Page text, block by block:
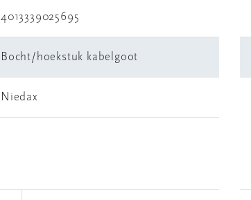
4013339025695
Bocht/hoekstuk kabelgoot
Niedax